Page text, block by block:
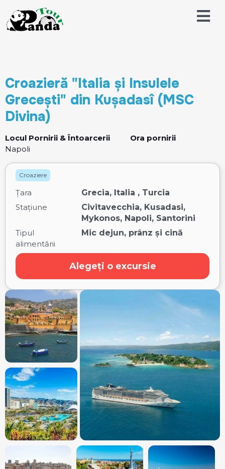
Croazieră "Italia și Insulele
Grecești" din Kușadasî (MSC
Divina)
Locul Pornirii & Întoarcerii
Napoli
Ora pornirii
Croaziere
Țara
Grecia, Italia , Turcia
Stațiune
Civitavecchia, Kusadasi,
Mykonos, Napoli, Santorini
Tipul
alimentării
Mic dejun, prânz și cină
Alegeți o excursie